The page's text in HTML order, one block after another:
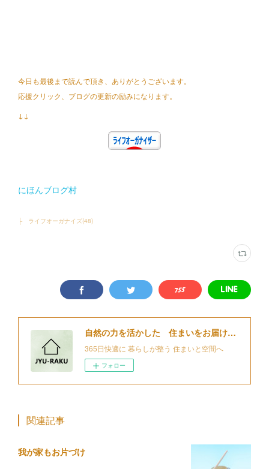
今日も最後まで読んで頂き、ありがとうございます。
応援クリック、ブログの更新の励みになります。
↓↓
にほんブログ村
├ ライフオーガナイズ(48)
自然の力を活かした 住まいをお届けする 細江住楽設計
365日快適に 暮らしが整う 住まいと空間へ
フォロー
関連記事
我が家もお片づけ